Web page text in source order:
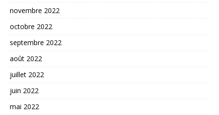
novembre 2022
octobre 2022
septembre 2022
août 2022
juillet 2022
juin 2022
mai 2022